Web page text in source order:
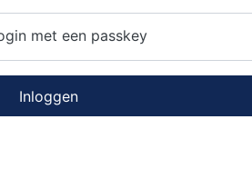
met een passkey
Inloggen